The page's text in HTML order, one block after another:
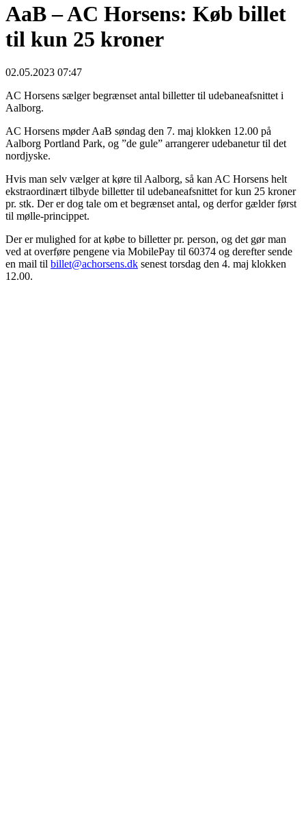
AaB – AC Horsens: Køb billet
til kun 25 kroner
02.05.2023 07:47
AC Horsens sælger begrænset antal billetter til udebaneafsnittet i
Aalborg.
AC Horsens møder AaB søndag den 7. maj klokken 12.00 på
Aalborg Portland Park, og ”de gule” arrangerer udebanetur til det
nordjyske.
Hvis man selv vælger at køre til Aalborg, så kan AC Horsens helt
ekstraordinært tilbyde billetter til udebaneafsnittet for kun 25 kroner
pr. stk. Der er dog tale om et begrænset antal, og derfor gælder først
til mølle-princippet.
Der er mulighed for at købe to billetter pr. person, og det gør man
ved at overføre pengene via MobilePay til 60374 og derefter sende
en mail til billet@achorsens.dk senest torsdag den 4. maj klokken
12.00.